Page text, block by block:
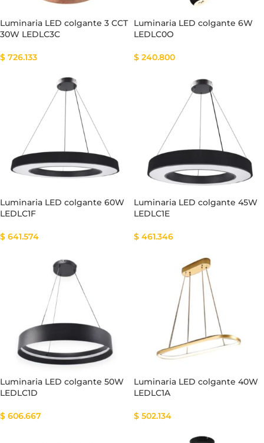
Luminaria LED colgante 3 CCT
30W LEDLC3C
$ 726.133
Luminaria LED colgante 6W
LEDLC0O
$ 240.800
Luminaria LED colgante 60W
LEDLC1F
$ 641.574
Luminaria LED colgante 45W
LEDLC1E
$ 461.346
Luminaria LED colgante 50W
LEDLC1D
$ 606.667
Luminaria LED colgante 40W
LEDLC1A
$ 502.134